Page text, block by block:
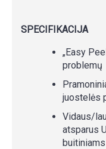
SPECIFIKACIJA
„Easy
problemų
juostelės
Vidaus/
atsparus